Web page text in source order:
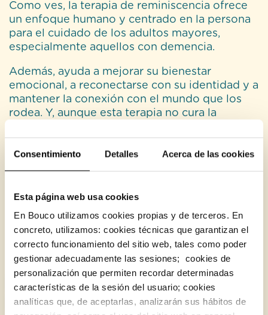
Consentimiento Detalles Acerca de las cookies
Esta página web usa cookies
En Bouco utilizamos cookies propias y de terceros. En
concreto, utilizamos: cookies técnicas que garantizan el
correcto funcionamiento del sitio web, tales como poder
gestionar adecuadamente las sesiones; cookies de
personalización que permiten recordar determinadas
características de la sesión del usuario; cookies
analíticas que, de aceptarlas, analizarán sus hábitos de
Como ves, la terapia de reminiscencia ofrece
un enfoque humano y centrado en la persona
para el cuidado de los adultos mayores,
especialmente aquellos con demencia.
Además, ayuda a mejorar su bienestar
emocional, a reconectarse con su identidad y a
mantener la conexión con el mundo que los
rodea. Y, aunque esta terapia no cura la
llevadero.
Categorías
Todos Ayudas y legislación
Bouco
Cuerpo y mente